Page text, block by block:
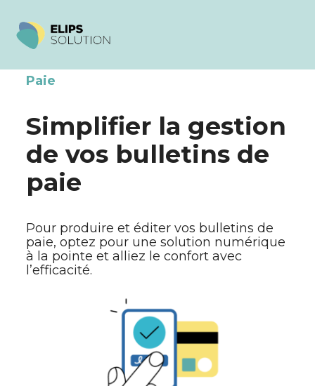
Aller
au
Comptabilité
RH
Konnex One by Elips
Paie by Silae
DEMAT by Yooz
Note de frais by N2F
Connect by Inqom
Notre démarche
Votre formation
Paie
Simplifier la gestion
de vos bulletins de
paie
Pour produire et éditer vos bulletins de
paie, optez pour une solution numérique
à la pointe et alliez le confort avec
l’efficacité.